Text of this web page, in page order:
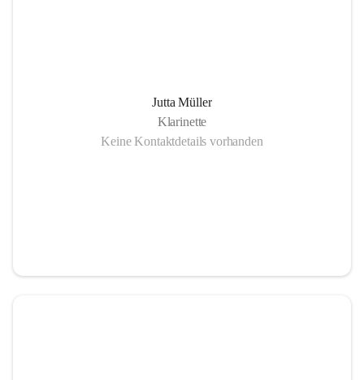
Jutta Müller
Klarinette
Keine Kontaktdetails vorhanden